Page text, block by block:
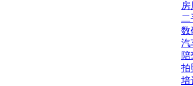
数
汽
拍
培